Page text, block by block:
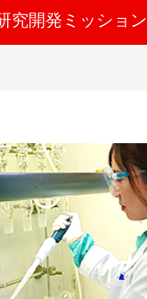
究開発ミッション